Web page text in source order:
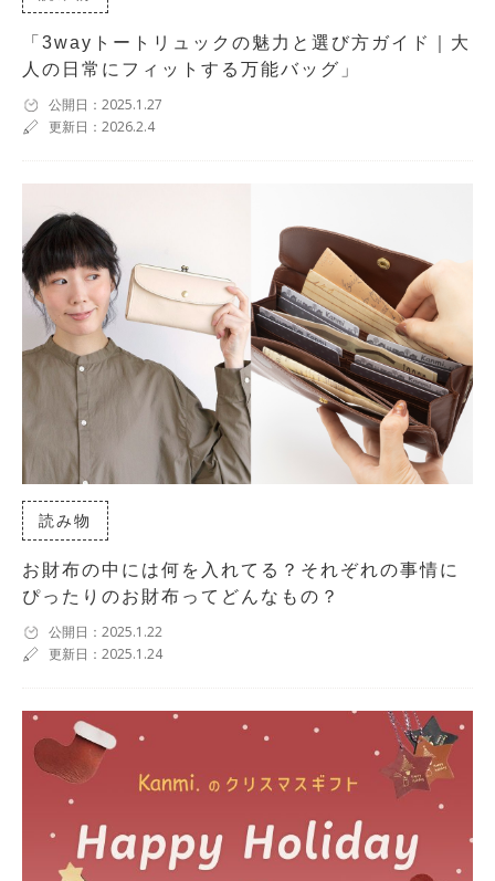
「3wayトートリュックの魅力と選び方ガイド｜大
人の日常にフィットする万能バッグ」
公開日：2025.1.27
更新日：2026.2.4
読み物
お財布の中には何を入れてる？それぞれの事情に
ぴったりのお財布ってどんなもの？
公開日：2025.1.22
更新日：2025.1.24